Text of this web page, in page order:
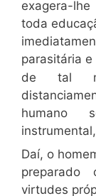
exagera-
toda
parasitária e
de tal
humano
Daí, o
virtudes